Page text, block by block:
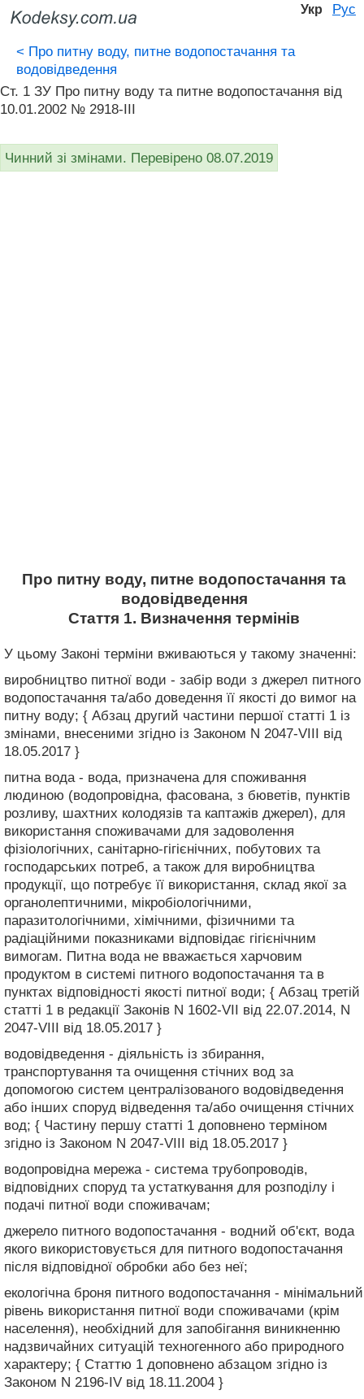
Укр Рус
< Про питну воду, питне водопостачання та
водовідведення
Ст. 1 ЗУ Про питну воду та питне водопостачання від
10.01.2002 № 2918-III
Чинний зі змінами. Перевірено 08.07.2019
Про питну воду, питне водопостачання та
водовідведення
Стаття 1. Визначення термінів
У цьому Законі терміни вживаються у такому значенні:
виробництво питної води - забір води з джерел питного
водопостачання та/або доведення її якості до вимог на
питну воду; { Абзац другий частини першої статті 1 із
змінами, внесеними згідно із Законом N 2047-VIII від
18.05.2017 }
питна вода - вода, призначена для споживання
людиною (водопровідна, фасована, з бюветів, пунктів
розливу, шахтних колодязів та каптажів джерел), для
використання споживачами для задоволення
фізіологічних, санітарно-гігієнічних, побутових та
господарських потреб, а також для виробництва
продукції, що потребує її використання, склад якої за
органолептичними, мікробіологічними,
паразитологічними, хімічними, фізичними та
радіаційними показниками відповідає гігієнічним
вимогам. Питна вода не вважається харчовим
продуктом в системі питного водопостачання та в
пунктах відповідності якості питної води; { Абзац третій
статті 1 в редакції Законів N 1602-VII від 22.07.2014, N
2047-VIII від 18.05.2017 }
водовідведення - діяльність із збирання,
транспортування та очищення стічних вод за
допомогою систем централізованого водовідведення
або інших споруд відведення та/або очищення стічних
вод; { Частину першу статті 1 доповнено терміном
згідно із Законом N 2047-VIII від 18.05.2017 }
водопровідна мережа - система трубопроводів,
відповідних споруд та устаткування для розподілу і
подачі питної води споживачам;
джерело питного водопостачання - водний об'єкт, вода
якого використовується для питного водопостачання
після відповідної обробки або без неї;
екологічна броня питного водопостачання - мінімальний
рівень використання питної води споживачами (крім
населення), необхідний для запобігання виникненню
надзвичайних ситуацій техногенного або природного
характеру; { Статтю 1 доповнено абзацом згідно із
Законом N 2196-IV від 18.11.2004 }